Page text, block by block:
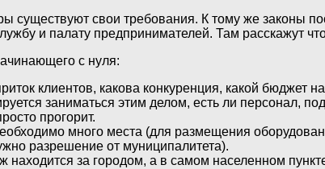
существуют свои требования. К тому же законы
и палату предпринимателей. Там расскажут
с нуля:
клиентов, какова конкуренция, какой бюджет
заниматься этим делом, есть ли персонал,
прогорит.
много места (для размещения
разрешение от муниципалитета).
за городом, а в самом населенном